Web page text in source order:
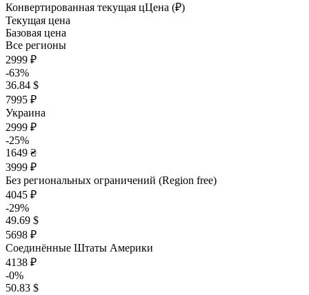
Конвертированная текущая цЦена (₽)
Текущая цена
Базовая цена
Все регионы
2999 ₽
-63%
36.84 $
7995 ₽
Украина
2999 ₽
-25%
1649 ₴
3999 ₽
Без региональных ограничений (Region free)
4045 ₽
-29%
49.69 $
5698 ₽
Соединённые Штаты Америки
4138 ₽
-0%
50.83 $